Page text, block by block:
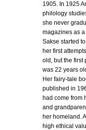
1905. In 1925
philology
she never
magazines as
Sakse started
her first
old, but the first
was 22 years
Her fairy-tale
published in
had come from
and
her homeland.
high ethical